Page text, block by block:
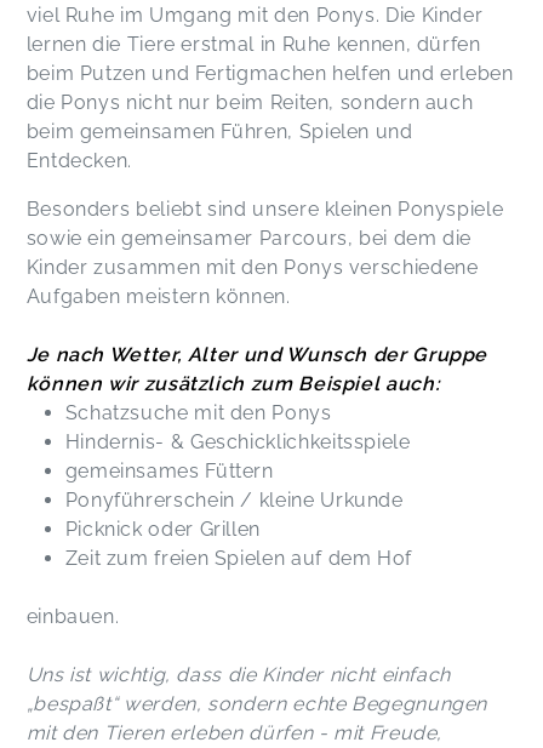
viel Ruhe im Umgang mit den Ponys. Die Kinder
lernen die Tiere erstmal in Ruhe kennen, dürfen
beim Putzen und Fertigmachen helfen und erleben
die Ponys nicht nur beim Reiten, sondern auch
beim gemeinsamen Führen, Spielen und
Entdecken.
Besonders beliebt sind unsere kleinen Ponyspiele
sowie ein gemeinsamer Parcours, bei dem die
Kinder zusammen mit den Ponys verschiedene
Aufgaben meistern können.
Je nach Wetter, Alter und Wunsch der Gruppe
können wir zusätzlich zum Beispiel auch:
Schatzsuche mit den Ponys
Hindernis- & Geschicklichkeitsspiele
gemeinsames Füttern
Ponyführerschein / kleine Urkunde
Picknick oder Grillen
Zeit zum freien Spielen auf dem Hof
einbauen.
Uns ist wichtig, dass die Kinder nicht einfach
„bespaßt“ werden, sondern echte Begegnungen
mit den Tieren erleben dürfen - mit Freude,